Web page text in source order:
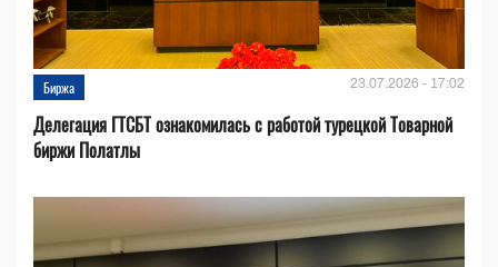
Биржа 23.07.2026 - 17:02
Делегация ГТСБТ ознакомилась с работой турецкой Товарной
биржи Полатлы